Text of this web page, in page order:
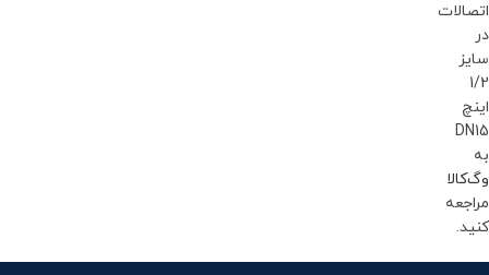
اتصالات
در
سایز
1/2
اینچ
DN15
به
وگ‌کالا
مراجعه
کنید.